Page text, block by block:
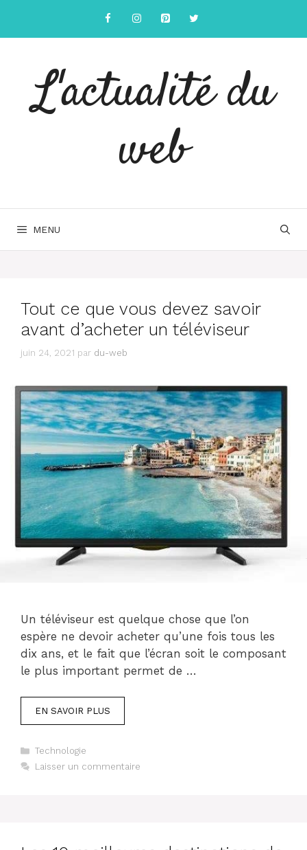
contenu
L'actualité du
web
MENU
Tout ce que vous devez savoir
avant d’acheter un téléviseur
juin 24, 2021 par du-web
Un téléviseur est quelque chose que l’on
espère ne devoir acheter qu’une fois tous les
dix ans, et le fait que l’écran soit le composant
le plus important permet de …
EN SAVOIR PLUS
Catégories
Technologie
Laisser un commentaire